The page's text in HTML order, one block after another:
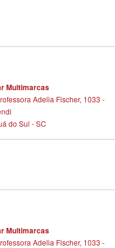
Multimarcas
Adelia Fischer, 1033 -
do Sul - SC
Multimarcas
Adelia Fischer, 1033 -